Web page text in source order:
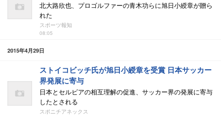
北大路欣也、プロゴルファーの青木功らに旭日小綬章が贈ら
れた
スポーツ報知
08:05
2015年4月29日
ストイコビッチ氏が旭日小綬章を受賞 日本サッカー
界発展に寄与
日本とセルビアの相互理解の促進、サッカー界の発展に寄与
したとされる
スポニチアネックス